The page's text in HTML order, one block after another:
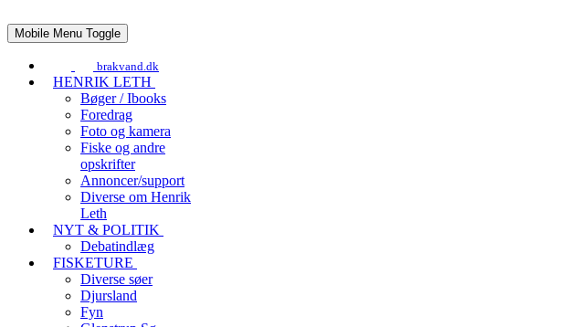
Mobile Menu Toggle
brakvand.dk
HENRIK LETH
Bøger / Ibooks
Foredrag
Foto og kamera
Fiske og andre
opskrifter
Annoncer/support
Diverse om Henrik
Leth
NYT & POLITIK
Debatindlæg
FISKETURE
Diverse søer
Djursland
Fyn